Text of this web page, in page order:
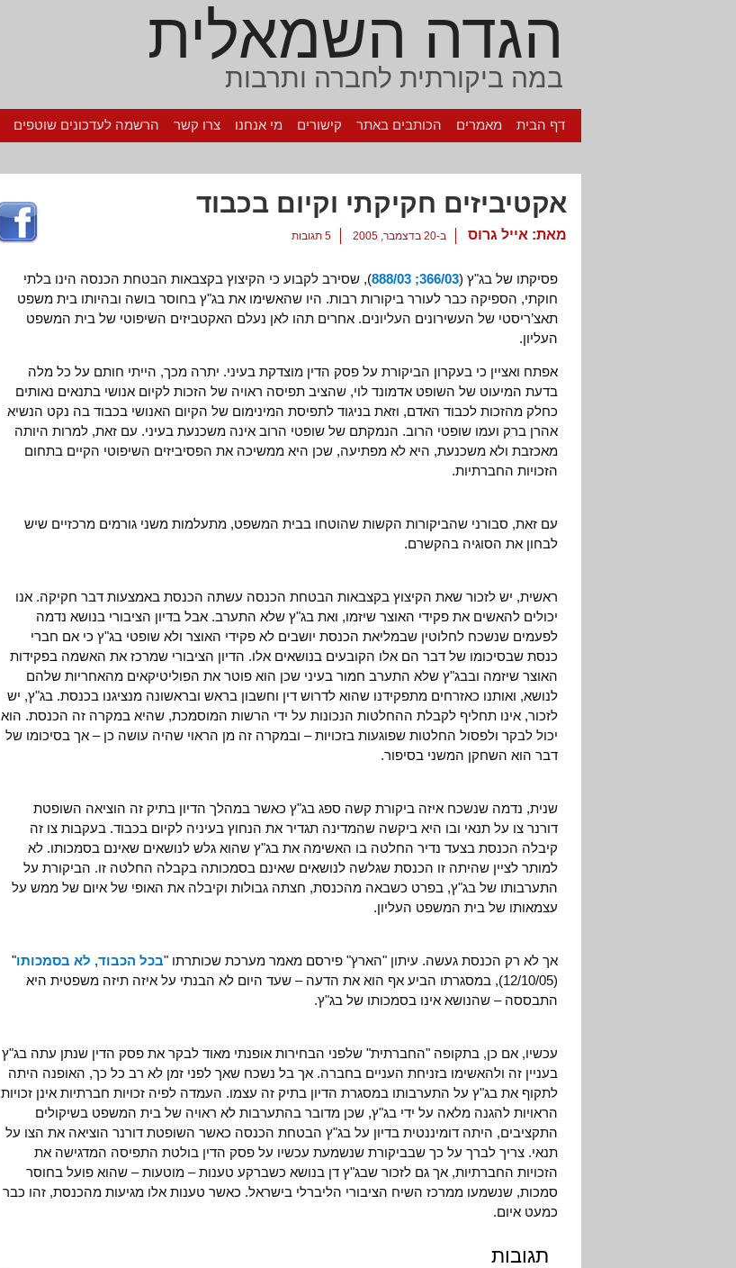
הגדה השמאלית
במה ביקורתית לחברה ותרבות
דף הבית מאמרים הכותבים באתר קישורים מי אנחנו צרו קשר הרשמה לעדכונים שוטפים
אקטיביזים חקיקתי וקיום בכבוד
מאת: אייל גרוס ב-20 בדצמבר, 2005 5 תגובות
פסיקתו של בג"ץ (366/03; 888/03
), שסירב לקבוע כי הקיצוץ בקצבאות הבטחת הכנסה הינו בלתי
חוקתי, הספיקה כבר לעורר ביקורות רבות. היו שהאשימו את בג"ץ בחוסר בושה ובהיותו בית משפט
תאצ’ריסטי של העשירונים העליונים. אחרים תהו לאן נעלם האקטביזים השיפוטי של בית המשפט
העליון.
אפתח ואציין כי בעקרון הביקורת על פסק הדין מוצדקת בעיני. יתרה מכך, הייתי חותם על כל מלה
בדעת המיעוט של השופט אדמונד לוי, שהציב תפיסה ראויה של הזכות לקיום אנושי בתנאים נאותים
כחלק מהזכות לכבוד האדם, וזאת בניגוד לתפיסת המינימום של הקיום האנושי בכבוד בה נקט הנשיא
אהרן ברק ועמו שופטי הרוב. הנמקתם של שופטי הרוב אינה משכנעת בעיני. עם זאת, למרות היותה
מאכזבת ולא משכנעת, היא לא מפתיעה, שכן היא ממשיכה את הפסיביזים השיפוטי הקיים בתחום
הזכויות החברתיות.
עם זאת, סבורני שהביקורות הקשות שהוטחו בבית המשפט, מתעלמות משני גורמים מרכזיים שיש
לבחון את הסוגיה בהקשרם.
ראשית, יש לזכור שאת הקיצוץ בקצבאות הבטחת הכנסה עשתה הכנסת באמצעות דבר חקיקה. אנו
יכולים להאשים את פקידי האוצר שיזמו, ואת בג"ץ שלא התערב. אבל בדיון הציבורי בנושא נדמה
לפעמים שנשכח לחלוטין שבמליאת הכנסת יושבים לא פקידי האוצר ולא שופטי בג"ץ כי אם חברי
כנסת שבסיכומו של דבר הם אלו הקובעים בנושאים אלו. הדיון הציבורי שמרכז את האשמה בפקידות
האוצר שיזמה ובבג"ץ שלא התערב חמור בעיני שכן הוא פוטר את הפוליטיקאים מהאחריות שלהם
לנושא, ואותנו כאזרחים מתפקידנו שהוא לדרוש דין וחשבון בראש ובראשונה מנציגנו בכנסת. בג"ץ, יש
לזכור, אינו תחליף לקבלת ההחלטות הנכונות על ידי הרשות המוסמכת, שהיא במקרה זה הכנסת. הוא
יכול לבקר ולפסול החלטות שפוגעות בזכויות – ובמקרה זה מן הראוי שהיה עושה כן – אך בסיכומו של
דבר הוא השחקן המשני בסיפור.
שנית, נדמה שנשכח איזה ביקורת קשה ספג בג"ץ כאשר במהלך הדיון בתיק זה הוציאה השופטת
דורנר צו על תנאי ובו היא ביקשה שהמדינה תגדיר את הנחוץ בעיניה לקיום בכבוד. בעקבות צו זה
קיבלה הכנסת בצעד נדיר החלטה בו האשימה את בג"ץ שהוא גלש לנושאים שאינם בסמכותו. לא
למותר לציין שהיתה זו הכנסת שגלשה לנושאים שאינם בסמכותה בקבלה החלטה זו. הביקורת על
התערבותו של בג"ץ, בפרט כשבאה מהכנסת, חצתה גבולות וקיבלה את האופי של איום של ממש על
עצמאותו של בית המשפט העליון.
אך לא רק הכנסת געשה. עיתון "הארץ" פירסם מאמר מערכת שכותרתו "בכל הכבוד, לא בסמכותו"
(12/10/05), במסגרתו הביע אף הוא את הדעה – שעד היום לא הבנתי על איזה תיזה משפטית היא
התבססה – שהנושא אינו בסמכותו של בג"ץ.
עכשיו, אם כן, בתקופה "החברתית" שלפני הבחירות אופנתי מאוד לבקר את פסק הדין שנתן עתה בג"ץ
בעניין זה ולהאשימו בזניחת העניים בחברה. אך בל נשכח שאך לפני זמן לא רב כל כך, האופנה היתה
לתקוף את בג"ץ על התערבותו במסגרת הדיון בתיק זה עצמו. העמדה לפיה זכויות חברתיות אינן זכויות
הראויות להגנה מלאה על ידי בג"ץ, שכן מדובר בהתערבות לא ראויה של בית המשפט בשיקולים
התקציבים, היתה דומיננטית בדיון על בג"ץ הבטחת הכנסה כאשר השופטת דורנר הוציאה את הצו על
תנאי. צריך לברך על כך שבביקורת שנשמעת עכשיו על פסק הדין בולטת התפיסה המדגישה את
הזכויות החברתיות, אך גם לזכור שבג"ץ דן בנושא כשברקע טענות – מוטעות – שהוא פועל בחוסר
סמכות, שנשמעו ממרכז השיח הציבורי הליברלי בישראל. כאשר טענות אלו מגיעות מהכנסת, זהו כבר
כמעט איום.
תגובות